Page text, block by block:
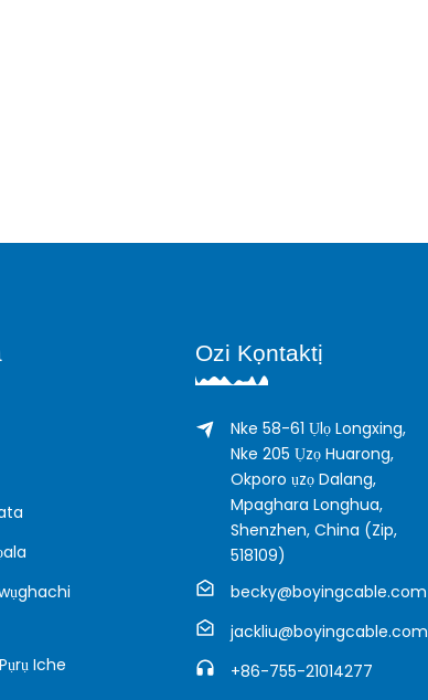
Iche
Ozi Kọntaktị
Nke 58-61 Ụlọ Longxing,
Nke 205 Ụzọ Huarong,
Okporo ụzọ Dalang,
Mpaghara Longhua,
Shenzhen, China (Zip,
518109)
becky@boyingcable.com
jackliu@boyingcable.com
+86-755-21014277